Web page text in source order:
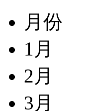
月份
1月
2月
3月